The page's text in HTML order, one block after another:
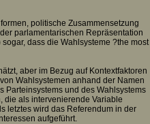
politische Zusammensetzung
parlamentarischen Repräsentation
dass die Wahlsysteme ?the most
aber im Bezug auf Kontextfaktoren
Wahlsystemen anhand der Namen
Parteinsystems und des Wahlsystems
die als intervenierende Variable
letztes wird das Referendum in der
aufgeführt.